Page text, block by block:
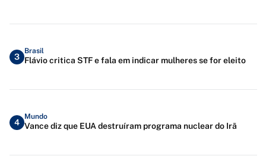
3
Brasil
Flávio critica STF e fala em indicar mulheres se for eleito
4
Mundo
Vance diz que EUA destruíram programa nuclear do Irã